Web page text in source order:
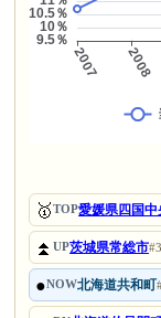
🥇TOP愛媛県四国中
⏫UP茨城県常総市
●NOW北海道共和町